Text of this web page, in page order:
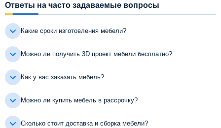
Ответы на часто задаваемые вопросы
Какие сроки изготовления мебели?
Можно ли получить 3D проект мебели бесплатно?
Как у вас заказать мебель?
Можно ли купить мебель в рассрочку?
Сколько стоит доставка и сборка мебели?